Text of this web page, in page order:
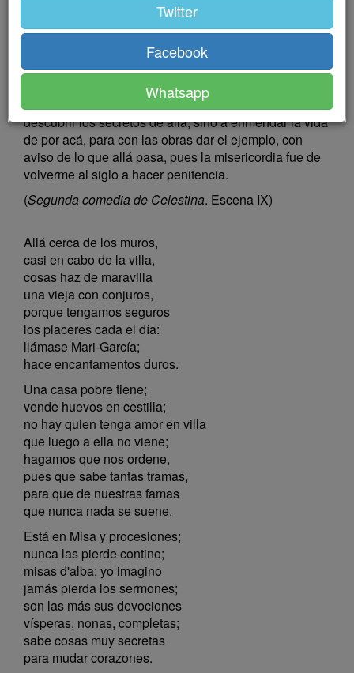
y dad gracias a Dios que acá tornar me dejó.
¡Ay, tía, señora! Espantadas nos tienes
en ver cuanto dices, sino que vienes más vieja y más
cana...
CELESTINA.—
Sabed, hijos míos, que no vengo a
descubrir los secretos de allá, sino a enmendar la vida
de por acá, para con las obras dar el ejemplo, con
aviso de lo que allá pasa, pues la misericordia fue de
volverme al siglo a hacer penitencia.
(Segunda comedia de Celestina. Escena IX)
Allá cerca de los muros,
casi en cabo de la villa,
cosas haz de maravilla
una vieja con conjuros,
porque tengamos seguros
los placeres cada el día:
llámase Mari-García;
hace encantamentos duros.
Una casa pobre tiene;
vende huevos en cestilla;
no hay quien tenga amor en villa
que luego a ella no viene;
hagamos que nos ordene,
pues que sabe tantas tramas,
para que de nuestras famas
que nunca nada se suene.
Está en Misa y procesiones;
nunca las pierde contino;
misas d'alba; yo imagino
jamás pierda los sermones;
son las más sus devociones
vísperas, nonas, completas;
sabe cosas muy secretas
para mudar corazones.
Twitter
Facebook
Whatsapp